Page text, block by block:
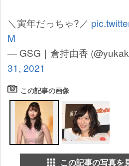
＼寅年だっちゃ?／
M
— GSG｜倉持由香
31, 2021
この記事の画像
この記事の写真を